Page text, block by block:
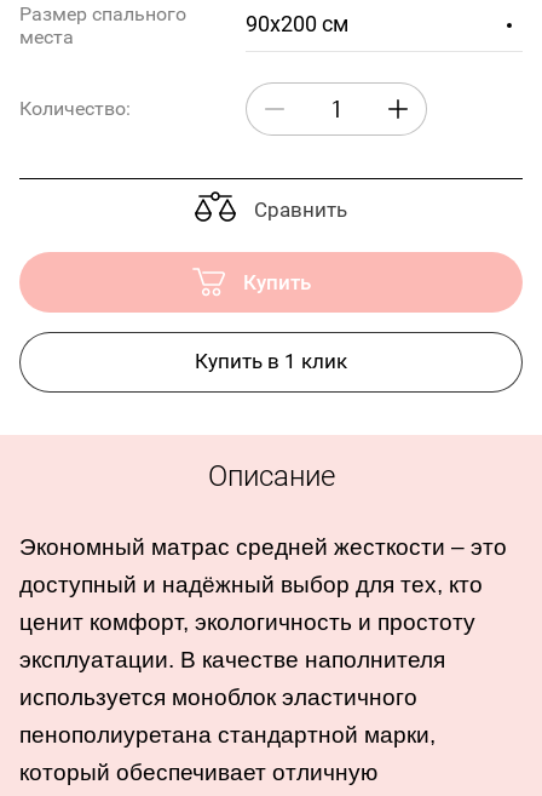
Размер спального
места
90x200 см
Количество:
Сравнить
Купить
Купить в 1 клик
Описание
Экономный матрас средней жесткости – это
доступный и надёжный выбор для тех, кто
ценит комфорт, экологичность и простоту
эксплуатации. В качестве наполнителя
используется моноблок эластичного
пенополиуретана стандартной марки,
который обеспечивает отличную